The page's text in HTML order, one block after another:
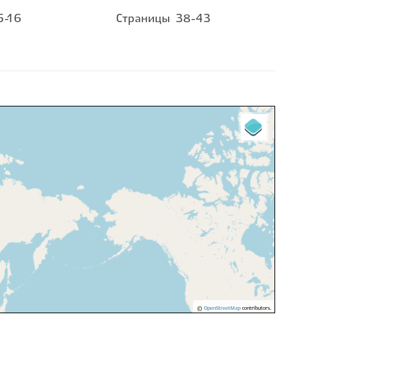
16 Страницы 38-43
© OpenStreetMapcontributors.